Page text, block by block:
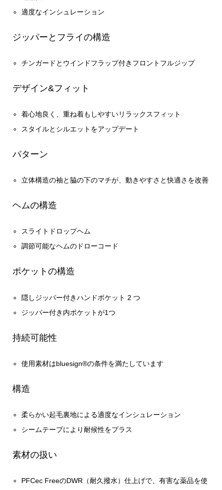
適度なインシュレーション
ジッパーとフライの構造
チンガードとウインドフラップ付きフロントフルジップ
デザイン&フィット
着心地良く、重ね着もしやすいリラックスフィット
スタイルとシルエットをアップデート
パターン
立体構造の袖と脇の下のマチが、動きやすさと快適さを改善
ヘムの構造
スライトドロップヘム
調節可能なヘムのドローコード
ポケットの構造
隠しジッパー付きハンドポケット 2 つ
ジッパー付き内ポケットが1つ
持続可能性
使用素材はbluesign®の条件を満たしています
構造
柔らかい起毛裏地による適度なインシュレーション
シームテープにより耐候性をプラス
素材の扱い
PFCec FreeのDWR（耐久撥水）仕上げで、有害な薬品を使